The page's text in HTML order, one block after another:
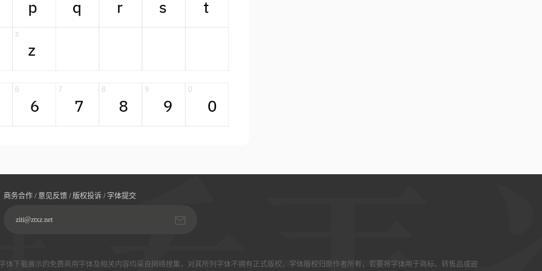
商务合作 / 意见反馈 / 版权投诉 / 字体提交
ziti@ztxz.net
体下载展示的免费商用字体及相关内容均采自网络搜集，对其所列字体不拥有正式版权，字体版权归原作者所有，若要将字体用于商标、转售品或嵌